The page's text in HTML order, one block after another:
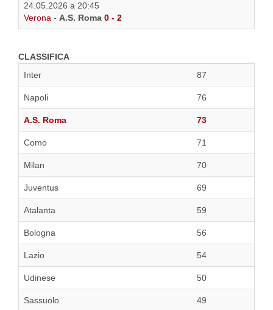
24.05.2026 a 20:45
Verona - A.S. Roma 0 - 2
CLASSIFICA
Inter
87
Napoli 76
A.S. Roma 73
Como 71
Milan 70
Juventus 69
Atalanta 59
Bologna 56
Lazio 54
Udinese 50
Sassuolo 49